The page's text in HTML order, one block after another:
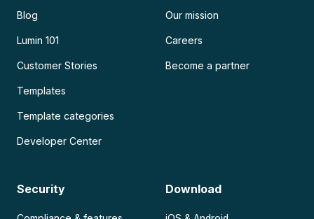
Blog
Lumin 101
Customer Stories
Templates
Template categories
Developer Center
Our mission
Careers
Become a partner
Security Download